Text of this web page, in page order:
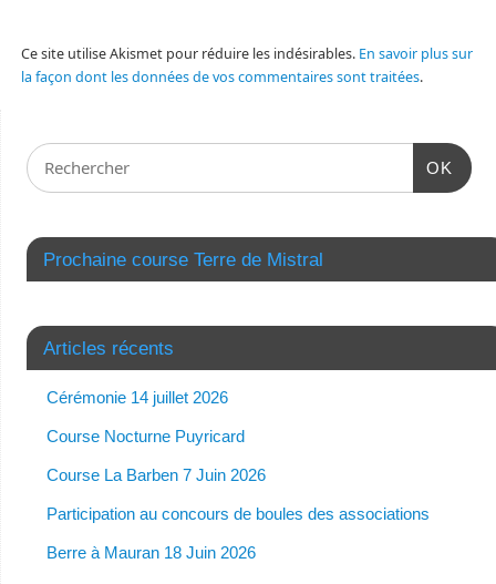
Ce site utilise Akismet pour réduire les indésirables. En savoir plus sur
la façon dont les données de vos commentaires sont traitées.
OK
Prochaine course Terre de Mistral
Articles récents
Cérémonie 14 juillet 2026
Course Nocturne Puyricard
Course La Barben 7 Juin 2026
Participation au concours de boules des associations
Berre à Mauran 18 Juin 2026